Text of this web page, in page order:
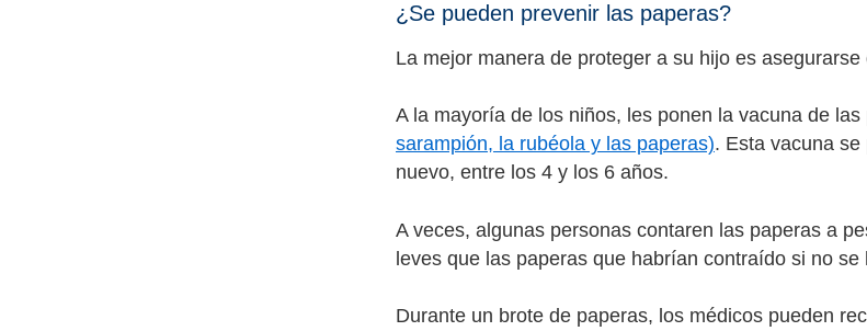
¿Se pueden prevenir las paperas?
La mejor manera de proteger a su hijo es asegurarse
A la mayoría de los niños, les ponen la vacuna de
sarampión, la rubéola y las paperas). Esta vacuna
nuevo, entre los 4 y los 6 años.
A veces, algunas personas contaren las paperas a
leves que las paperas que habrían contraído si no se
Durante un brote de paperas, los médicos pueden